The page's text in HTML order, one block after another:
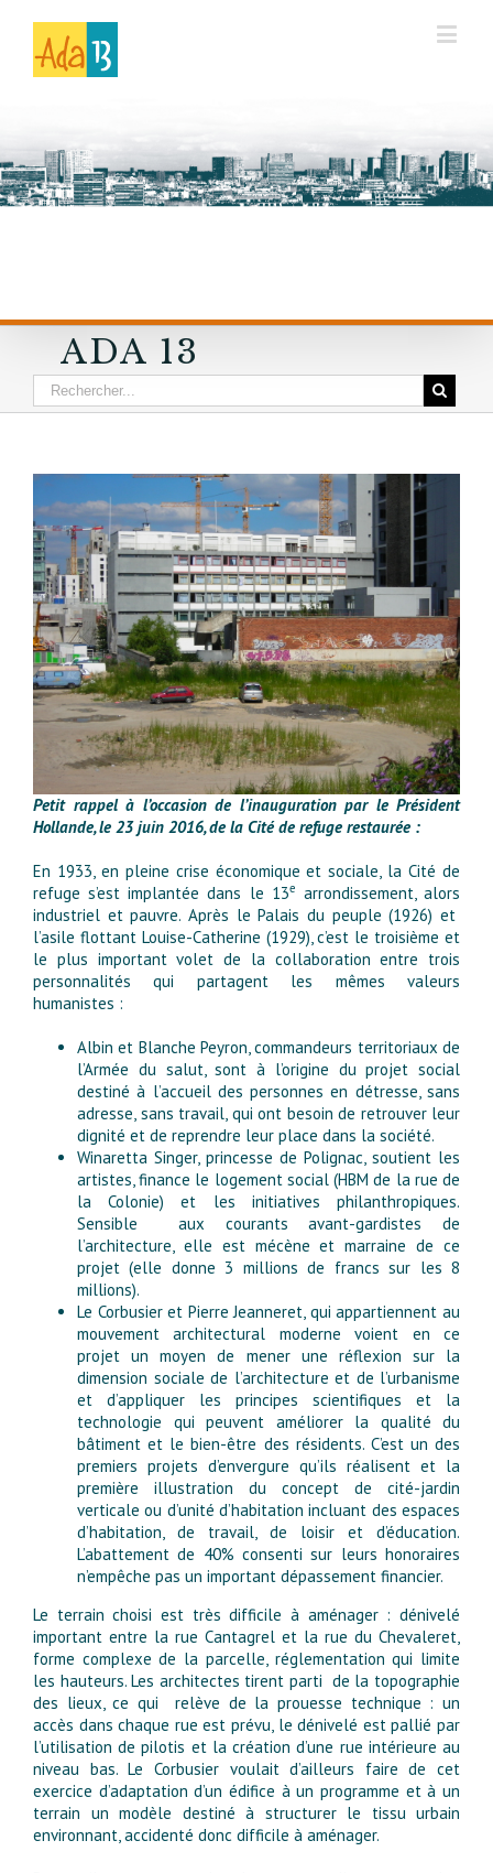
ADA 13
Petit rappel à l’occasion de l’inauguration par lePrésident
Hollande,le 23 juin 2016, de la Cité de refuge restaurée :
En 1933, en pleine crise économique et sociale, la Cité de
refuge s’est implantée dans le 13e arrondissement, alors
industriel et pauvre. Après le Palais du peuple (1926) et
l’asile flottant Louise-Catherine (1929), c’est le troisième et
le plus important volet de la collaboration entre trois
personnalités qui partagent les mêmes valeurs
humanistes :
Albin et Blanche Peyron, commandeurs territoriaux de
l’Armée du salut, sont à l’origine du projet social
destiné à l’accueil des personnes en détresse, sans
adresse, sans travail, qui ont besoin de retrouver leur
dignité et de reprendre leur place dans la société.
Winaretta Singer, princesse de Polignac, soutient les
artistes, finance le logement social (HBM de la rue de
la Colonie) et les initiatives philanthropiques.
Sensible aux courants avant-gardistes de
l’architecture, elle est mécène et marraine de ce
projet (elle donne 3 millions de francs sur les 8
millions).
Le Corbusier et Pierre Jeanneret, qui appartiennent au
mouvement architectural moderne voient en ce
projet un moyen de mener une réflexion sur la
dimension sociale de l’architecture et de l’urbanisme
et d’appliquer les principes scientifiques et la
technologie qui peuvent améliorer la qualité du
bâtiment et le bien-être des résidents. C’est un des
premiers projets d’envergure qu’ils réalisent et la
première illustration du concept de cité-jardin
verticale ou d’unité d’habitation incluant des espaces
d’habitation, de travail, de loisir et d’éducation.
L’abattement de 40% consenti sur leurs honoraires
n’empêche pas un important dépassement financier.
Le terrain choisi est très difficile à aménager : dénivelé
important entre la rue Cantagrel et la rue du Chevaleret,
forme complexe de la parcelle, réglementation qui limite
les hauteurs. Les architectes tirent parti de la topographie
des lieux, ce qui relève de la prouesse technique : un
accès dans chaque rue est prévu, le dénivelé est pallié par
l’utilisation de pilotis et la création d’une rue intérieure au
niveau bas. Le Corbusier voulait d’ailleurs faire de cet
exercice d’adaptation d’un édifice à un programme et à un
terrain un modèle destiné à structurer le tissu urbain
environnant, accidenté donc difficile à aménager.